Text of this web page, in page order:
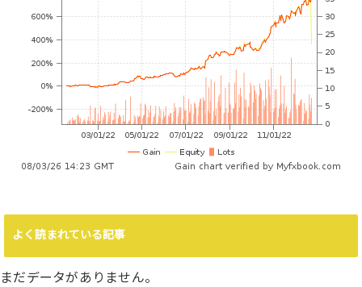
よく読まれている記事
まだデータがありません。